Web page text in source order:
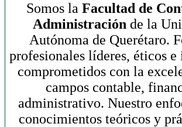
Somos la Facultad de
Administraciónde la
Autónoma de Querétaro.
profesionales líderes, éticos e
comprometidos con la
campos contable,
administrativo. Nuestro
conocimientos teóricos y